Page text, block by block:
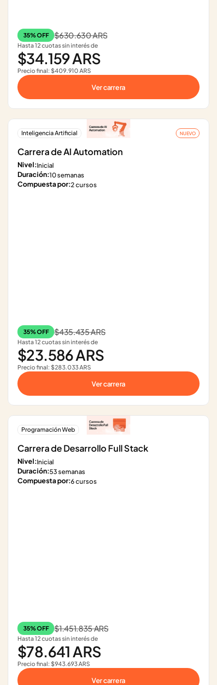
35% OFF $630.630 ARS
Hasta 12 cuotas sin interés de
$34.159 ARS
Precio final: $409.910 ARS
Ver carrera
Inteligencia Artificial NUEVO
Carrera de AI Automation
Nivel:Inicial
Duración:10 semanas
Compuesta por:2 cursos
35% OFF $435.435 ARS
Hasta 12 cuotas sin interés de
$23.586 ARS
Precio final: $283.033 ARS
Ver carrera
Programación Web
Carrera de Desarrollo Full Stack
Nivel:Inicial
Duración:53 semanas
Compuesta por:6 cursos
35% OFF $1.451.835 ARS
Hasta 12 cuotas sin interés de
$78.641 ARS
Precio final: $943.693 ARS
Ver carrera